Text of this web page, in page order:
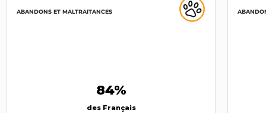
PS
ABANDONS ET MALTRAITANCES
84%
des Français